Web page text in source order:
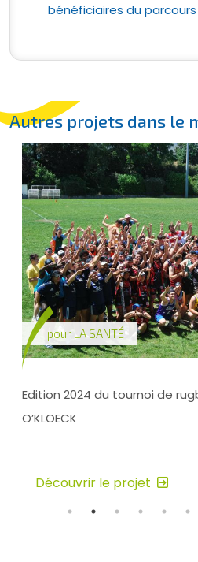
bénéficiaires du
Autres projets dans le
pour LA SANTÉ
Edition 2024 du tournoi de
O’KLOECK
Découvrir le projet